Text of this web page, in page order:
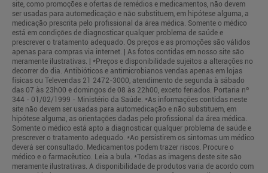
site, como promoções e ofertas de remédios e medicamentos, não devem
ser usadas para automedicação e não substituem, em hipótese alguma, a
medicação prescrita pelo profissional da área médica. Somente o médico
está em condições de diagnosticar qualquer problema de saúde e
prescrever o tratamento adequado. Os preços e as promoções são válidos
apenas para compras via internet. | As fotos contidas em nosso site são
meramente ilustrativas. | *Preços e disponibilidade sujeitos a alterações no
decorrer do dia. Antibióticos e antimicrobianos vendas apenas em lojas
físicas ou Televendas 21 2472-3000, atendimento de segunda à sábado
das 07 às 23h00 e domingos de 08 às 22h00, exceto feriados. Portaria nº
344 - 01/02/1999 - Ministério da Saúde. *As informações contidas neste
site não devem ser usadas para automedicação e não substituem, em
hipótese alguma, as orientações dadas pelo profissional da área médica.
Somente o médico está apto a diagnosticar qualquer problema de saúde e
prescrever o tratamento adequado. *Ao persistirem os sintomas um médico
deverá ser consultado. Medicamentos podem trazer riscos. Procure o
médico e o farmacêutico. Leia a bula. *Todas as imagens deste site são
meramente ilustrativas. A disponibilidade de produtos varia de acordo com